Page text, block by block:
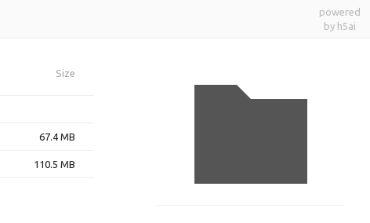
powered
by h5ai
Size
67.4 MB
110.5 MB